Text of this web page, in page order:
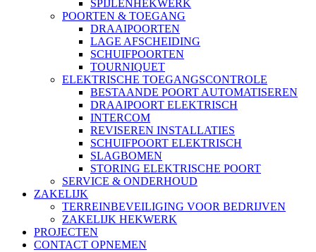
SPIJLENHEKWERK
POORTEN & TOEGANG
DRAAIPOORTEN
LAGE AFSCHEIDING
SCHUIFPOORTEN
TOURNIQUET
ELEKTRISCHE TOEGANGSCONTROLE
BESTAANDE POORT AUTOMATISEREN
DRAAIPOORT ELEKTRISCH
INTERCOM
REVISEREN INSTALLATIES
SCHUIFPOORT ELEKTRISCH
SLAGBOMEN
STORING ELEKTRISCHE POORT
SERVICE & ONDERHOUD
ZAKELIJK
TERREINBEVEILIGING VOOR BEDRIJVEN
ZAKELIJK HEKWERK
PROJECTEN
CONTACT OPNEMEN